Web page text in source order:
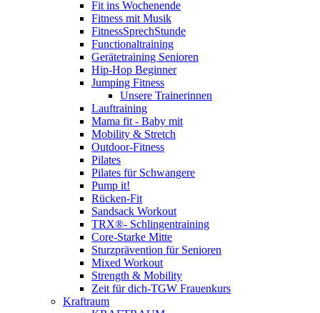
Fit ins Wochenende
Fitness mit Musik
FitnessSprechStunde
Functionaltraining
Gerätetraining Senioren
Hip-Hop Beginner
Jumping Fitness
Unsere Trainerinnen
Lauftraining
Mama fit - Baby mit
Mobility & Stretch
Outdoor-Fitness
Pilates
Pilates für Schwangere
Pump it!
Rücken-Fit
Sandsack Workout
TRX®- Schlingentraining
Core-Starke Mitte
Sturzprävention für Senioren
Mixed Workout
Strength & Mobility
Zeit für dich-TGW Frauenkurs
Kraftraum